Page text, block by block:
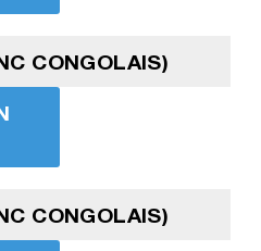
CONGOLAIS)
CONGOLAIS)